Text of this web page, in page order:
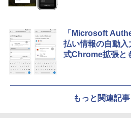
「Microsoft
払い情報の自動
式Chrome拡張と
もっと関連記